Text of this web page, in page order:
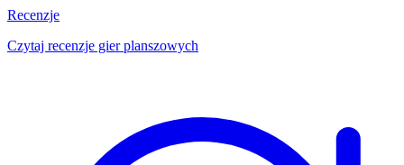
Recenzje
Czytaj recenzje gier planszowych